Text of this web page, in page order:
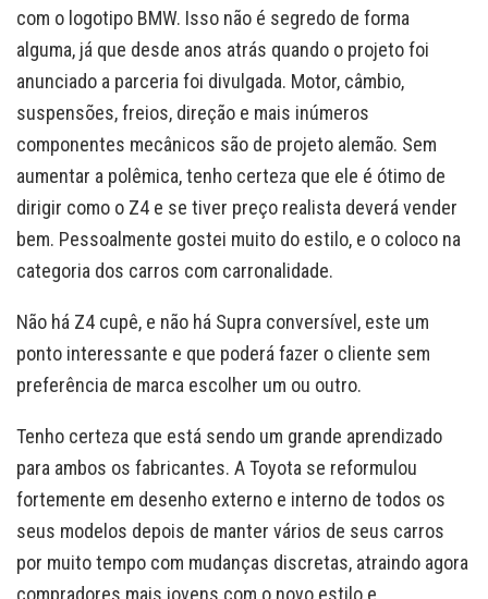
com o logotipo BMW. Isso não é segredo de forma
alguma, já que desde anos atrás quando o projeto foi
anunciado a parceria foi divulgada. Motor, câmbio,
suspensões, freios, direção e mais inúmeros
componentes mecânicos são de projeto alemão. Sem
aumentar a polêmica, tenho certeza que ele é ótimo de
dirigir como o Z4 e se tiver preço realista deverá vender
bem. Pessoalmente gostei muito do estilo, e o coloco na
categoria dos carros com carronalidade.
Não há Z4 cupê, e não há Supra conversível, este um
ponto interessante e que poderá fazer o cliente sem
preferência de marca escolher um ou outro.
Tenho certeza que está sendo um grande aprendizado
para ambos os fabricantes. A Toyota se reformulou
fortemente em desenho externo e interno de todos os
seus modelos depois de manter vários de seus carros
por muito tempo com mudanças discretas, atraindo agora
compradores mais jovens com o novo estilo e